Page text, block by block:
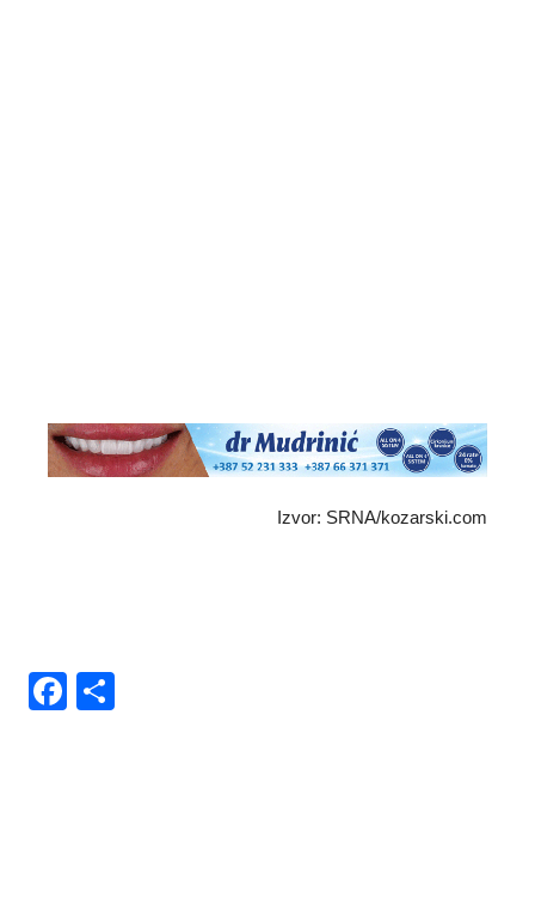
Izvor: SRNA/kozarski.com
Facebook